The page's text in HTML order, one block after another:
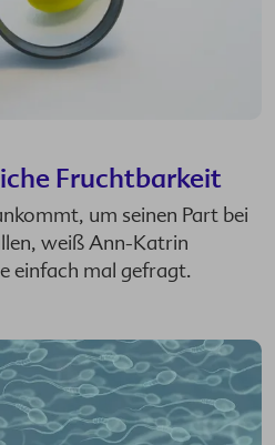
Fruchtbarkeit
um seinen Part bei
weiß Ann-Katrin
einfach mal gefragt.